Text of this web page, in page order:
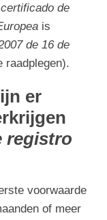
certificado de
is
de 16 de
raadplegen).
er
registro
voorwaarde
of meer